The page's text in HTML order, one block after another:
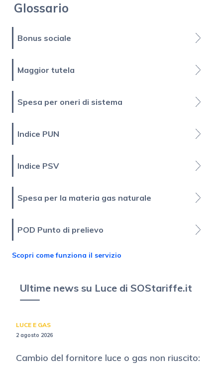
Glossario
Bonus sociale
Maggior tutela
Spesa per oneri di sistema
Indice PUN
Indice PSV
Spesa per la materia gas naturale
POD Punto di prelievo
Scopri come funziona il servizio
Ultime news su Luce di SOStariffe.it
LUCE E GAS
2 agosto 2026
Cambio del fornitore luce o gas non riuscito: